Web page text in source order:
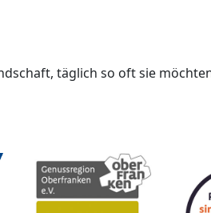
täglich so oft sie